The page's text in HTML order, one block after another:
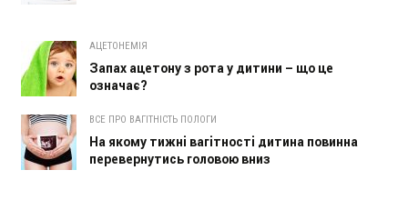
АЦЕТОНЕМІЯ
Запах ацетону з рота у дитини – що це
означає?
ВСЕ ПРО ВАГІТНІСТЬ ПОЛОГИ
На якому тижні вагітності дитина повинна
перевернутись головою вниз